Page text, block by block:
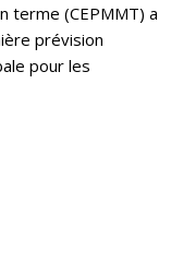
terme (CEPMMT) a
prévision
pour les